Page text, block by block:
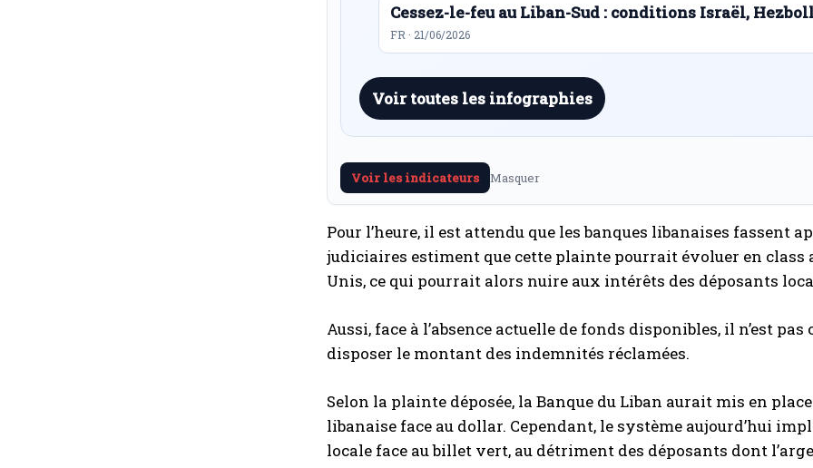
Cessez-le-feu au Liban-Sud : conditions Israël,
FR · 21/06/2026
Voir toutes les infographies
Voir les indicateurs Masquer
Pour l’heure, il est attendu que les banques libanaises fassent
judiciaires estiment que cette plainte pourrait évoluer en class
Unis, ce qui pourrait alors nuire aux intérêts des déposants
Aussi, face à l’absence actuelle de fonds disponibles, il n’est
disposer le montant des indemnités réclamées.
Selon la plainte déposée, la Banque du Liban aurait mis en
libanaise face au dollar. Cependant, le système aujourd’hui
locale face au billet vert, au détriment des déposants dont